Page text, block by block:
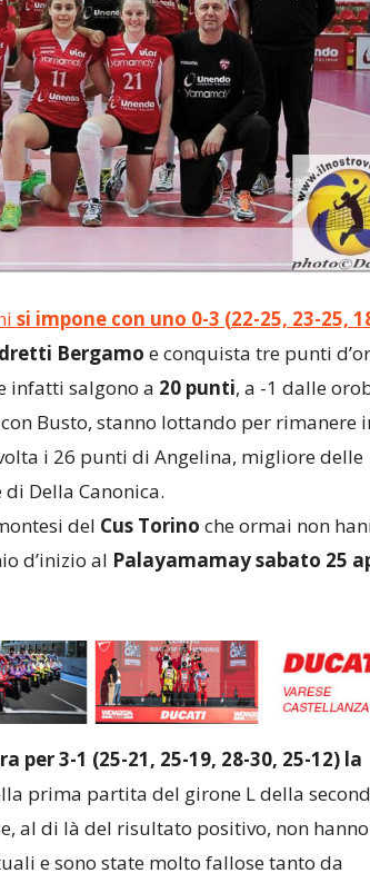
si impone con uno 0-3 (22-25, 23-25,
Bergamo e conquista tre punti
infatti salgono a 20 punti, a -1 dalle
Busto, stanno lottando per rimanere
i 26 punti di Angelina, migliore delle
Della Canonica.
del Cus Torino che ormai non
d’inizio al Palayamamay sabato 25
per 3-1 (25-21, 25-19, 28-30, 25-12) la
prima partita del girone L della
al di là del risultato positivo, non hanno
e sono state molto fallose tanto da